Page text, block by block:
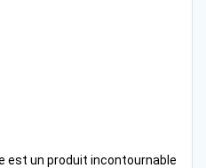
est un produit incontournable